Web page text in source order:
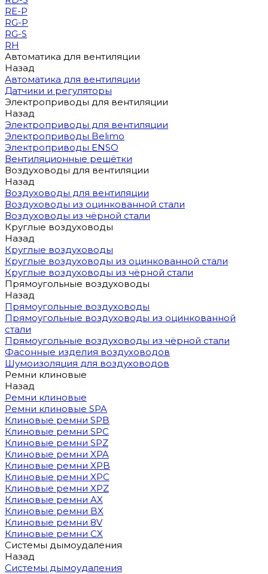
RE-P
RG-P
RG-S
RH
Автоматика для вентиляции
Назад
Автоматика для вентиляции
Датчики и регуляторы
Электроприводы для вентиляции
Назад
Электроприводы для вентиляции
Электроприводы Belimo
Электроприводы ENSO
Вентиляционные решётки
Воздуховоды для вентиляции
Назад
Воздуховоды для вентиляции
Воздуховоды из оцинкованной стали
Воздуховоды из чёрной стали
Круглые воздуховоды
Назад
Круглые воздуховоды
Круглые воздуховоды из оцинкованной стали
Круглые воздуховоды из чёрной стали
Прямоугольные воздуховоды
Назад
Прямоугольные воздуховоды
Прямоугольные воздуховоды из оцинкованной
стали
Прямоугольные воздуховоды из чёрной стали
Фасонные изделия воздуховодов
Шумоизоляция для воздуховодов
Ремни клиновые
Назад
Ремни клиновые
Ремни клиновые SPA
Клиновые ремни SPB
Клиновые ремни SPC
Клиновые ремни SPZ
Клиновые ремни XPA
Клиновые ремни XPB
Клиновые ремни XPC
Клиновые ремни XPZ
Клиновые ремни AX
Клиновые ремни BX
Клиновые ремни 8V
Клиновые ремни CX
Системы дымоудаления
Назад
Системы дымоудаления